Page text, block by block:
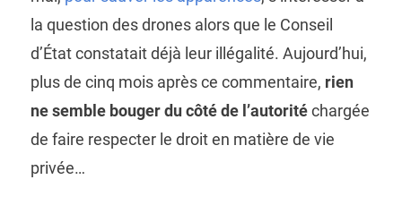
la question des drones alors que le Conseil
d’État constatait déjà leur illégalité. Aujourd’hui,
plus de cinq mois après ce commentaire, rien
ne semble bouger du côté de l’autoritéchargée
de faire respecter le droit en matière de vie
privée…